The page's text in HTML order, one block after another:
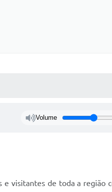
Volume
e visitantes de toda a região